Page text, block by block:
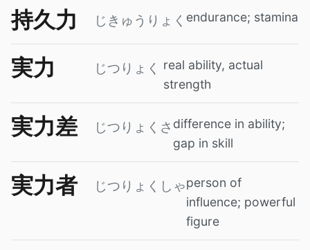
持久力 じきゅうりょく endurance; stamina
実力 じつりょく
real ability, actual
strength
実力差 じつりょくさ difference in ability;
gap in skill
実力者 じつりょくしゃperson of
influence; powerful
figure